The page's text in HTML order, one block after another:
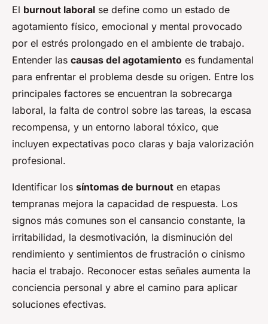
El burnout laboral se define como un estado de
agotamiento físico, emocional y mental provocado
por el estrés prolongado en el ambiente de trabajo.
Entender las causas del agotamiento es fundamental
para enfrentar el problema desde su origen. Entre los
principales factores se encuentran la sobrecarga
laboral, la falta de control sobre las tareas, la escasa
recompensa, y un entorno laboral tóxico, que
incluyen expectativas poco claras y baja valorización
profesional.
Identificar los síntomas de burnout en etapas
tempranas mejora la capacidad de respuesta. Los
signos más comunes son el cansancio constante, la
irritabilidad, la desmotivación, la disminución del
rendimiento y sentimientos de frustración o cinismo
hacia el trabajo. Reconocer estas señales aumenta la
conciencia personal y abre el camino para aplicar
soluciones efectivas.